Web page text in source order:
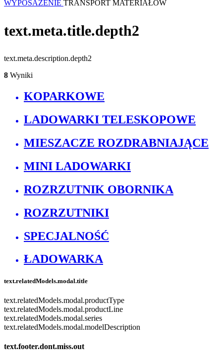
WYPOSAŻENIE TRANSPORT MATERIAŁÓW
text.meta.title.depth2
text.meta.description.depth2
8 Wyniki
KOPARKOWE
LADOWARKI TELESKOPOWE
MIESZACZE ROZDRABNIAJĄCE
MINI LADOWARKI
ROZRZUTNIK OBORNIKA
ROZRZUTNIKI
SPECJALNOŚĆ
ŁADOWARKA
text.relatedModels.modal.title
text.relatedModels.modal.productType
text.relatedModels.modal.productLine
text.relatedModels.modal.series
text.relatedModels.modal.modelDescription
text.footer.dont.miss.out